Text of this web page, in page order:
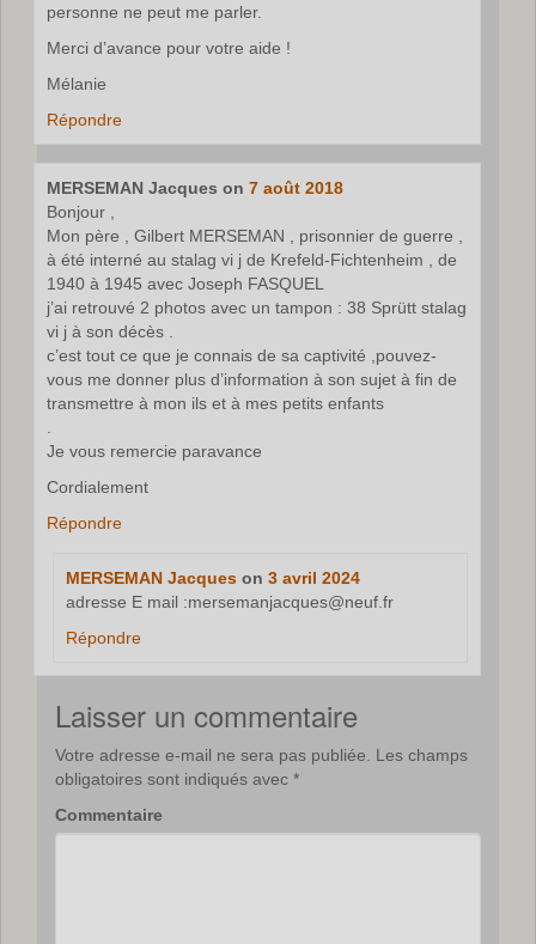
personne ne peut me parler.
Merci d’avance pour votre aide !
Mélanie
Répondre
MERSEMAN Jacques on7 août 2018
Bonjour ,
Mon père , Gilbert MERSEMAN , prisonnier de guerre ,
à été interné au stalag vi j de Krefeld-Fichtenheim , de
1940 à 1945 avec Joseph FASQUEL
j’ai retrouvé 2 photos avec un tampon : 38 Sprütt stalag
vi j à son décès .
c’est tout ce que je connais de sa captivité ,pouvez-
vous me donner plus d’information à son sujet à fin de
transmettre à mon ils et à mes petits enfants
Je vous remercie paravance
Cordialement
Répondre
MERSEMAN Jacqueson 3 avril 2024
adresse E mail :mersemanjacques@neuf.fr
Répondre
Laisser un commentaire
Votre adresse e-mail ne sera pas publiée.
Les champs
obligatoires sont indiqués avec *
Commentaire